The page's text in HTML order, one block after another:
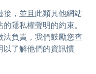
，並且此類其他網站
隱私權聲明的約束。
負責，我們鼓勵您查
了解他們的資訊慣